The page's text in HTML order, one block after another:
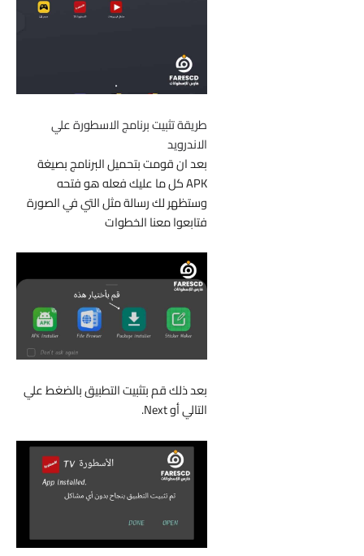
طريقة تثبيت برنامج الاسطورة علي
الاندرويد
بعد ان قومت بتحميل البرنامج بصيغة
APK كل ما عليك فعله هو فتحه
وستظهر لك رسالة مثل التي في الصورة
فتابعوا معنا الخطوات
بعد ذلك قم بتثبيت التطبيق بالضغط علي
التالي أو Next.